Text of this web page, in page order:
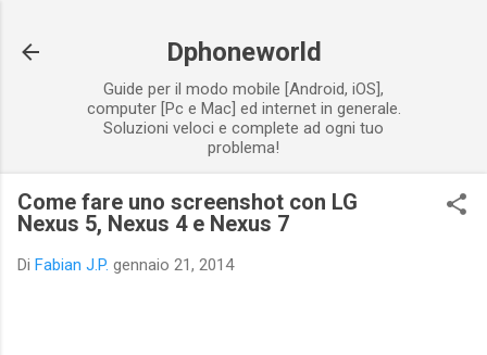
Dphoneworld
Guide per il modo mobile [Android, iOS],
computer [Pc e Mac] ed internet in generale.
Soluzioni veloci e complete ad ogni tuo
problema!
Come fare uno screenshot con LG
Nexus 5, Nexus 4 e Nexus 7
Di Fabian J.P. gennaio 21, 2014